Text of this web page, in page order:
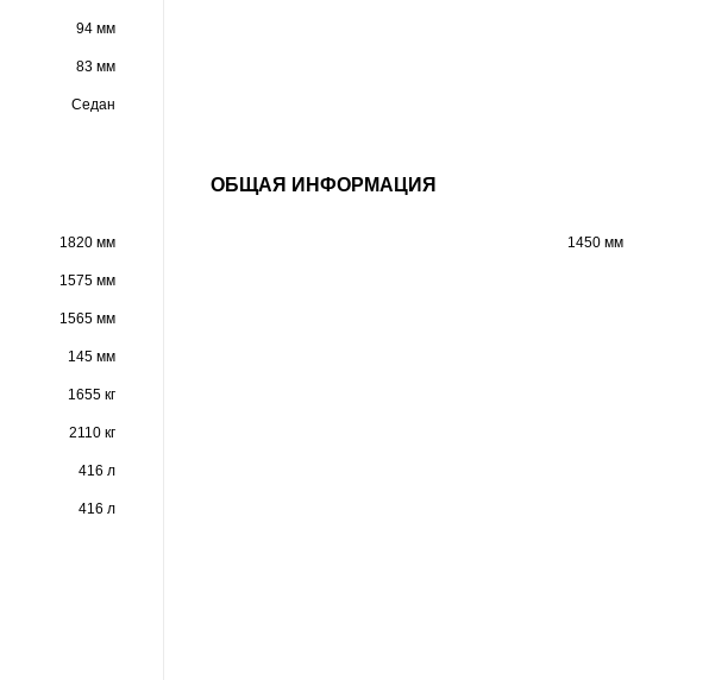
94 мм
83 мм
Седан
1820 мм
1575 мм
1565 мм
145 мм
1655 кг
2110 кг
416 л
416 л
ОБЩАЯ ИНФОРМАЦИЯ
1450 мм